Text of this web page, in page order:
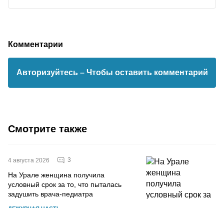
Комментарии
Авторизуйтесь – Чтобы оставить комментарий
Смотрите также
4 августа 2026 3
На Урале женщина получила
условный срок за то, что пыталась
задушить врача-педиатра